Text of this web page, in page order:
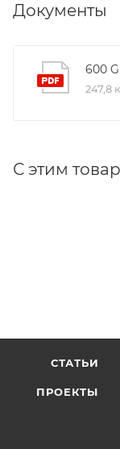
Документы
600
247,8
С этим
СТАТЬИ
ПРОЕКТЫ